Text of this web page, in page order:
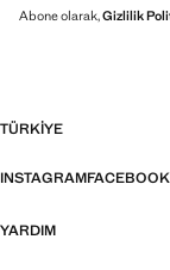
Abone olarak,Gizlilik
TÜRKIYE
INSTAGRAMFACEBOOK
YARDIM